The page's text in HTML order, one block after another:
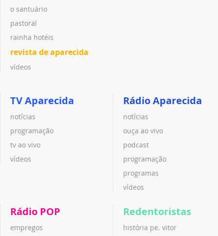
o santuário
pastoral
rainha hotéis
revista de aparecida
vídeos
TV Aparecida
notícias
programação
tv ao vivo
vídeos
Rádio Aparecida
notícias
ouça ao vivo
podcast
programação
programas
vídeos
Rádio POP
empregos
Redentoristas
história pe. vitor